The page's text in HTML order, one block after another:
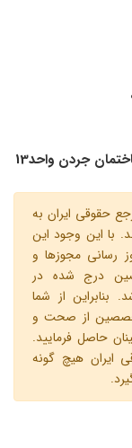
حقوقی ایران به
با این وجود این
رسانی مجوزها و
درج شده در
از شما
از صحت و
حاصل فرمایید.
ایران هیچ گونه